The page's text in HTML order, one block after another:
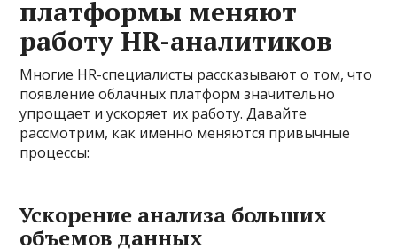
платформы меняют
работу HR-аналитиков
Многие HR-специалисты рассказывают о том, что
появление облачных платформ значительно
упрощает и ускоряет их работу. Давайте
рассмотрим, как именно меняются привычные
процессы:
Ускорение анализа больших
объемов данных